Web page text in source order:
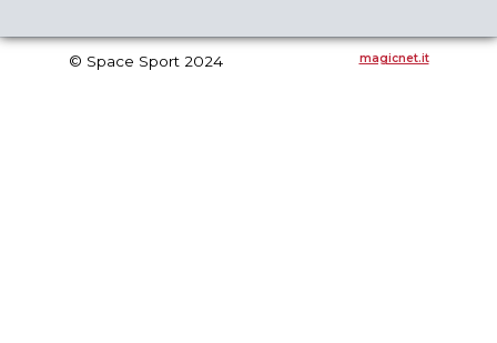
prodotto
prodotto
© Space Sport 2024 magicnet.it